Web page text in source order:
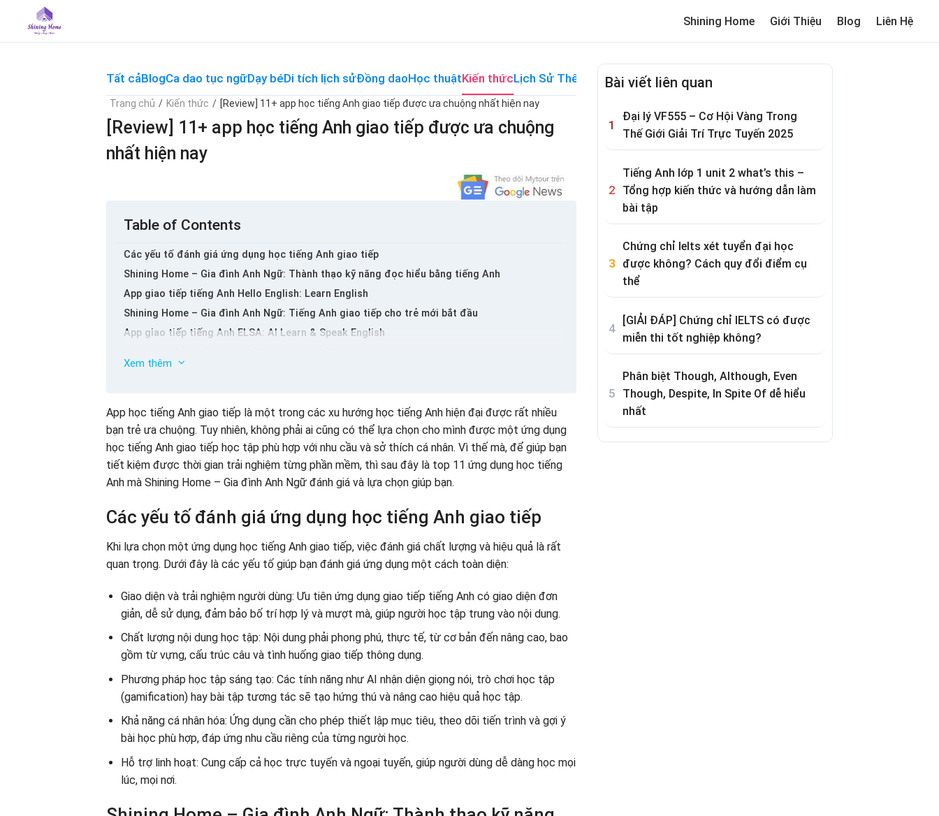
content
Shining Home Giới Thiệu Blog Liên Hệ
Tất cảBlogCa dao tục ngữDạy béDi tích lịch sửĐồng daoHọc thuậtKiến thứcLịch Sử Thế Giới MemeReview trường cho bé
Trang chủ / Kiến thức / [Review] 11+ app học tiếng Anh giao tiếp được ưa chuộng nhất hiện nay
[Review] 11+ app học tiếng Anh giao tiếp được ưa chuộng
nhất hiện nay
Table of Contents
Các yếu tố đánh giá ứng dụng học tiếng Anh giao tiếp
Shining Home – Gia đình Anh Ngữ: Thành thạo kỹ năng đọc hiểu bằng tiếng Anh
App giao tiếp tiếng Anh Hello English: Learn English
Shining Home – Gia đình Anh Ngữ: Tiếng Anh giao tiếp cho trẻ mới bắt đầu
App giao tiếp tiếng Anh ELSA: AI Learn & Speak English
ABA English: Một trong các app học tiếng Anh giao tiếp nổi bật
App giao tiếp tiếng Anh The Coach: Tiếng Anh giao tiếp
Cake: App học tiếng Anh giao tiếp
Ứng dụng giao tiếp tiếng Anh Ted Ed
Nâng cao hiệu quả học phát âm và giao tiếp tiếng Anh cùng Shining Home – Gia đình Anh
Ngữ Speak
Lộ trình học tiếng Anh giao tiếp cho người mất gốc
Bước 1: Xây dựng nền tảng ngôn ngữ
Bước 2: Luyện nghe và phản xạ
Xem thêm
App học tiếng Anh giao tiếp là một trong các xu hướng học tiếng Anh hiện đại được rất nhiều
bạn trẻ ưa chuộng. Tuy nhiên, không phải ai cũng có thể lựa chọn cho mình được một ứng dụng
học tiếng Anh giao tiếp học tập phù hợp với nhu cầu và sở thích cá nhân. Vì thế mà, để giúp bạn
tiết kiệm được thời gian trải nghiệm từng phần mềm, thì sau đây là top 11 ứng dụng học tiếng
Anh mà Shining Home – Gia đình Anh Ngữ đánh giá và lựa chọn giúp bạn.
Các yếu tố đánh giá ứng dụng học tiếng Anh giao tiếp
Khi lựa chọn một ứng dụng học tiếng Anh giao tiếp, việc đánh giá chất lượng và hiệu quả là rất
quan trọng. Dưới đây là các yếu tố giúp bạn đánh giá ứng dụng một cách toàn diện:
Giao diện và trải nghiệm người dùng: Ưu tiên ứng dụng giao tiếp tiếng Anh có giao diện đơn
giản, dễ sử dụng, đảm bảo bố trí hợp lý và mượt mà, giúp người học tập trung vào nội dung.
Chất lượng nội dung học tập: Nội dung phải phong phú, thực tế, từ cơ bản đến nâng cao, bao
gồm từ vựng, cấu trúc câu và tình huống giao tiếp thông dụng.
Phương pháp học tập sáng tạo: Các tính năng như AI nhận diện giọng nói, trò chơi học tập
(gamification) hay bài tập tương tác sẽ tạo hứng thú và nâng cao hiệu quả học tập.
Khả năng cá nhân hóa: Ứng dụng cần cho phép thiết lập mục tiêu, theo dõi tiến trình và gợi ý
bài học phù hợp, đáp ứng nhu cầu riêng của từng người học.
Hỗ trợ linh hoạt: Cung cấp cả học trực tuyến và ngoại tuyến, giúp người dùng dễ dàng học mọi
lúc, mọi nơi.
Bài viết liên quan
Đại lý VF555 – Cơ Hội Vàng Trong
Thế Giới Giải Trí Trực Tuyến 2025
Tiếng Anh lớp 1 unit 2 what’s this –
Tổng hợp kiến thức và hướng dẫn làm
bài tập
Chứng chỉ Ielts xét tuyển đại học
được không? Cách quy đổi điểm cụ
thể
[GIẢI ĐÁP] Chứng chỉ IELTS có được
miễn thi tốt nghiệp không?
Phân biệt Though, Although, Even
Though, Despite, In Spite Of dễ hiểu
nhất